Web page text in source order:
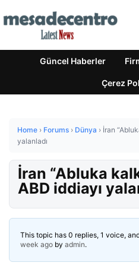
Güncel Haberler
Çerez
Home › Forums › Dünya › İran
yalanladı
İran “Abluka
ABD iddiayı
This topic has 0 replies, 1 voice,
week ago by admin.